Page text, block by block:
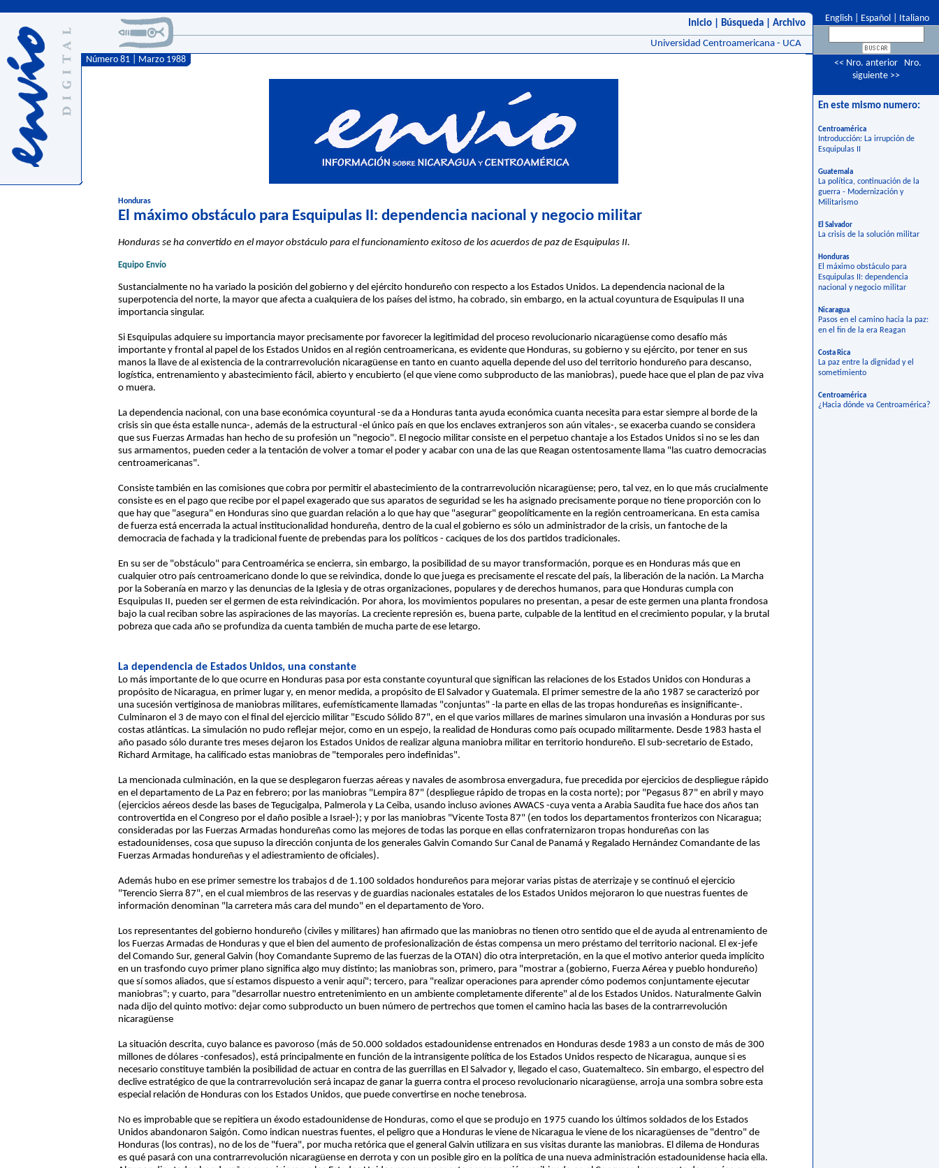
Inicio Búsqueda
Archivo
Universidad Centroamericana - UCA
Número 81 | Marzo 1988
Honduras
El máximo obstáculo para Esquipulas II: dependencia nacional y negocio militar
Honduras se ha convertido en el mayor obstáculo para el funcionamiento exitoso de los acuerdos de paz de Esquipulas II.
Equipo Envío
Sustancialmente no ha variado la posición del gobierno y del ejército hondureño con respecto a los Estados Unidos. La dependencia nacional de la
superpotencia del norte, la mayor que afecta a cualquiera de los países del istmo, ha cobrado, sin embargo, en la actual coyuntura de Esquipulas II una
importancia singular.
Si Esquipulas adquiere su importancia mayor precisamente por favorecer la legitimidad del proceso revolucionario nicaragüense como desafío más
importante y frontal al papel de los Estados Unidos en al región centroamericana, es evidente que Honduras, su gobierno y su ejército, por tener en sus
manos la llave de al existencia de la contrarrevolución nicaragüense en tanto en cuanto aquella depende del uso del territorio hondureño para descanso,
logística, entrenamiento y abastecimiento fácil, abierto y encubierto (el que viene como subproducto de las maniobras), puede hace que el plan de paz viva
o muera.
La dependencia nacional, con una base económica coyuntural -se da a Honduras tanta ayuda económica cuanta necesita para estar siempre al borde de la
crisis sin que ésta estalle nunca-, además de la estructural -el único país en que los enclaves extranjeros son aún vitales-, se exacerba cuando se considera
que sus Fuerzas Armadas han hecho de su profesión un "negocio". El negocio militar consiste en el perpetuo chantaje a los Estados Unidos si no se les dan
sus armamentos, pueden ceder a la tentación de volver a tomar el poder y acabar con una de las que Reagan ostentosamente llama "las cuatro democracias
centroamericanas".
Consiste también en las comisiones que cobra por permitir el abastecimiento de la contrarrevolución nicaragüense; pero, tal vez, en lo que más crucialmente
consiste es en el pago que recibe por el papel exagerado que sus aparatos de seguridad se les ha asignado precisamente porque no tiene proporción con lo
que hay que "asegura" en Honduras sino que guardan relación a lo que hay que "asegurar" geopolíticamente en la región centroamericana. En esta camisa
de fuerza está encerrada la actual institucionalidad hondureña, dentro de la cual el gobierno es sólo un administrador de la crisis, un fantoche de la
democracia de fachada y la tradicional fuente de prebendas para los políticos - caciques de los dos partidos tradicionales.
En su ser de "obstáculo" para Centroamérica se encierra, sin embargo, la posibilidad de su mayor transformación, porque es en Honduras más que en
cualquier otro país centroamericano donde lo que se reivindica, donde lo que juega es precisamente el rescate del país, la liberación de la nación. La Marcha
por la Soberanía en marzo y las denuncias de la Iglesia y de otras organizaciones, populares y de derechos humanos, para que Honduras cumpla con
Esquipulas II, pueden ser el germen de esta reivindicación. Por ahora, los movimientos populares no presentan, a pesar de este germen una planta frondosa
bajo la cual reciban sobre las aspiraciones de las mayorías. La creciente represión es, buena parte, culpable de la lentitud en el crecimiento popular, y la brutal
pobreza que cada año se profundiza da cuenta también de mucha parte de ese letargo.
La dependencia de Estados Unidos, una constante
Lo más importante de lo que ocurre en Honduras pasa por esta constante coyuntural que significan las relaciones de los Estados Unidos con Honduras a
propósito de Nicaragua, en primer lugar y, en menor medida, a propósito de El Salvador y Guatemala. El primer semestre de la año 1987 se caracterizó por
una sucesión vertiginosa de maniobras militares, eufemísticamente llamadas "conjuntas" -la parte en ellas de las tropas hondureñas es insignificante-.
Culminaron el 3 de mayo con el final del ejercicio militar "Escudo Sólido 87", en el que varios millares de marines simularon una invasión a Honduras por sus
costas atlánticas. La simulación no pudo reflejar mejor, como en un espejo, la realidad de Honduras como país ocupado militarmente. Desde 1983 hasta el
año pasado sólo durante tres meses dejaron los Estados Unidos de realizar alguna maniobra militar en territorio hondureño. El sub-secretario de Estado,
Richard Armitage, ha calificado estas maniobras de "temporales pero indefinidas".
La mencionada culminación, en la que se desplegaron fuerzas aéreas y navales de asombrosa envergadura, fue precedida por ejercicios de despliegue rápido
en el departamento de La Paz en febrero; por las maniobras "Lempira 87" (despliegue rápido de tropas en la costa norte); por "Pegasus 87" en abril y mayo
(ejercicios aéreos desde las bases de Tegucigalpa, Palmerola y La Ceiba, usando incluso aviones AWACS -cuya venta a Arabia Saudita fue hace dos años tan
controvertida en el Congreso por el daño posible a Israel-); y por las maniobras "Vicente Tosta 87" (en todos los departamentos fronterizos con Nicaragua;
consideradas por las Fuerzas Armadas hondureñas como las mejores de todas las porque en ellas confraternizaron tropas hondureñas con las
estadounidenses, cosa que supuso la dirección conjunta de los generales Galvin Comando Sur Canal de Panamá y Regalado Hernández Comandante de las
Fuerzas Armadas hondureñas y el adiestramiento de oficiales).
Además hubo en ese primer semestre los trabajos d de 1.100 soldados hondureños para mejorar varias pistas de aterrizaje y se continuó el ejercicio
"Terencio Sierra 87", en el cual miembros de las reservas y de guardias nacionales estatales de los Estados Unidos mejoraron lo que nuestras fuentes de
información denominan "la carretera más cara del mundo" en el departamento de Yoro.
Los representantes del gobierno hondureño (civiles y militares) han afirmado que las maniobras no tienen otro sentido que el de ayuda al entrenamiento de
los Fuerzas Armadas de Honduras y que el bien del aumento de profesionalización de éstas compensa un mero préstamo del territorio nacional. El ex-jefe
del Comando Sur, general Galvin (hoy Comandante Supremo de las fuerzas de la OTAN) dio otra interpretación, en la que el motivo anterior queda implícito
en un trasfondo cuyo primer plano significa algo muy distinto; las maniobras son, primero, para "mostrar a (gobierno, Fuerza Aérea y pueblo hondureño)
que sí somos aliados, que sí estamos dispuesto a venir aquí"; tercero, para "realizar operaciones para aprender cómo podemos conjuntamente ejecutar
maniobras"; y cuarto, para "desarrollar nuestro entretenimiento en un ambiente completamente diferente" al de los Estados Unidos. Naturalmente Galvin
nada dijo del quinto motivo: dejar como subproducto un buen número de pertrechos que tomen el camino hacia las bases de la contrarrevolución
nicaragüense
La situación descrita, cuyo balance es pavoroso (más de 50.000 soldados estadounidense entrenados en Honduras desde 1983 a un consto de más de 300
millones de dólares -confesados), está principalmente en función de la intransigente política de los Estados Unidos respecto de Nicaragua, aunque si es
necesario constituye también la posibilidad de actuar en contra de las guerrillas en El Salvador y, llegado el caso, Guatemalteco. Sin embargo, el espectro del
declive estratégico de que la contrarrevolución será incapaz de ganar la guerra contra el proceso revolucionario nicaragüense, arroja una sombra sobre esta
especial relación de Honduras con los Estados Unidos, que puede convertirse en noche tenebrosa.
No es improbable que se repitiera un éxodo estadounidense de Honduras, como el que se produjo en 1975 cuando los últimos soldados de los Estados
Unidos abandonaron Saigón. Como indican nuestras fuentes, el peligro que a Honduras le viene de Nicaragua le viene de los nicaragüenses de "dentro" de
Honduras (los contras), no de los de "fuera", por mucha retórica que el general Galvin utilizara en sus visitas durante las maniobras. El dilema de Honduras
es qué pasará con una contrarrevolución nicaragüense en derrota y con un posible giro en la política de una nueva administración estadounidense hacia ella.
English Español Italiano
<< Nro. anterior
Nro.
siguiente >>
En este mismo numero:
Centroamérica
Introducción: La irrupción de
Esquipulas II
Guatemala
La política, continuación de la
guerra - Modernización y
Militarismo
El Salvador
La crisis de la solución militar
Honduras
El máximo obstáculo para
Esquipulas II: dependencia
nacional y negocio militar
Nicaragua
Pasos en el camino hacia la paz:
en el fin de la era Reagan
Costa Rica
La paz entre la dignidad y el
sometimiento
Centroamérica
¿Hacia dónde va Centroamérica?